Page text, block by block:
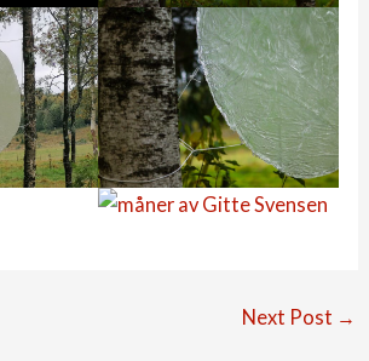
Next Post →